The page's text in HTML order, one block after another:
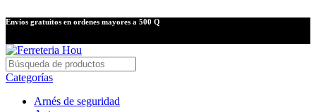
Envíos gratuitos en ordenes mayores a 500 Q
Categorías
Arnés de seguridad